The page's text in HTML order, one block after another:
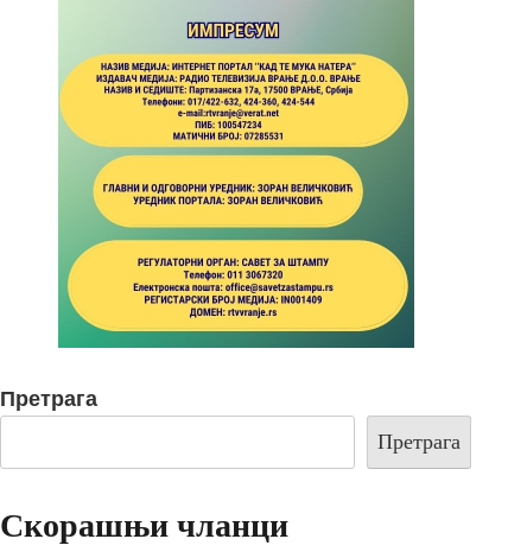
Претрага
Претрага
Скорашњи чланци